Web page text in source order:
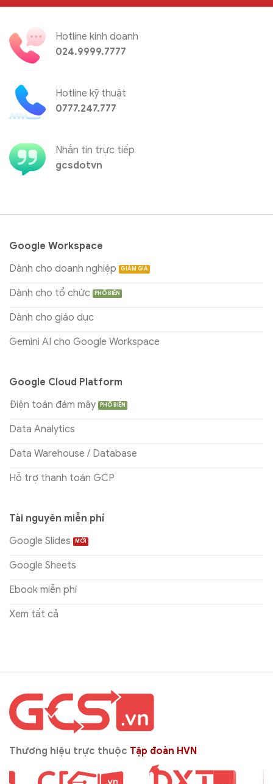
Hotline kinh doanh
024.9999.7777
Hotline kỹ thuật
0777.247.777
Nhắn tin trực tiếp
gcsdotvn
Google Workspace
Dành cho doanh nghiệp
Dành cho tổ chức
Dành cho giáo dục
Gemini AI cho Google Workspace
Google Cloud Platform
Điện toán đám mây
Data Analytics
Data Warehouse / Database
Hỗ trợ thanh toán GCP
Tài nguyên miễn phí
Google Slides
Google Sheets
Ebook miễn phí
Xem tất cả
Thương hiệu trực thuộc Tập đoàn HVN